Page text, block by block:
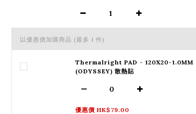
以優惠價加購商品 (最多 1 件)
Thermalright PAD - 120X20-1.0MM
(ODYSSEY) 散熱貼
優惠價 HK$79.00